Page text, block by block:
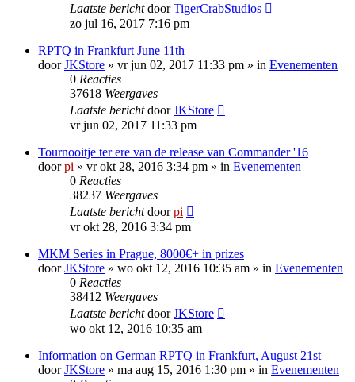
Laatste berichtdoorTigerCrabStudios
zo jul 16, 2017 7:16 pm
RPTQ in Frankfurt June 11th
doorJKStore » vr jun 02, 2017 11:33 pm » in Evenementen
0 Reacties
37618 Weergaves
Laatste berichtdoorJKStore
vr jun 02, 2017 11:33 pm
Tournooitje ter ere van de release van Commander '16
doorpi » vr okt 28, 2016 3:34 pm » in Evenementen
0 Reacties
38237 Weergaves
Laatste berichtdoorpi
vr okt 28, 2016 3:34 pm
MKM Series in Prague, 8000€+ in prizes
doorJKStore » wo okt 12, 2016 10:35 am » in Evenementen
0 Reacties
38412 Weergaves
Laatste berichtdoorJKStore
wo okt 12, 2016 10:35 am
Information on German RPTQ in Frankfurt, August 21st
doorJKStore » ma aug 15, 2016 1:30 pm » in Evenementen